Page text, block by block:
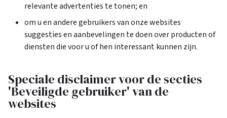
relevante advertenties te tonen; en
om u en andere gebruikers van onze websites
suggesties en aanbevelingen te doen over producten of
diensten die voor u of hen interessant kunnen zijn.
Speciale disclaimer voor de secties
'Beveiligde gebruiker' van de
websites